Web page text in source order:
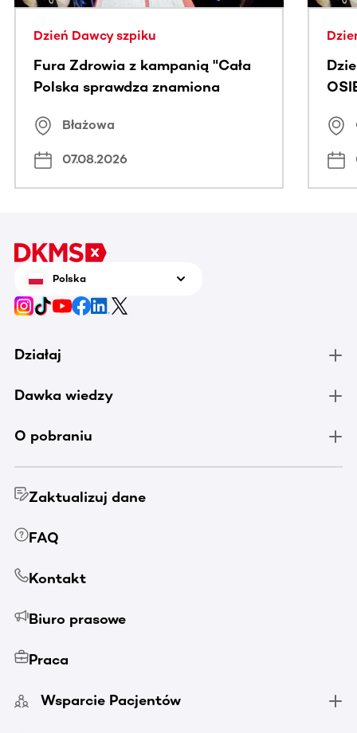
Dzień Dawcy szpiku
Fura Zdrowia z kampanią "Cała
Polska sprawdza znamiona
Błażowa
07.08.2026
Polska
Działaj
Dawka wiedzy
O pobraniu
Zaktualizuj dane
FAQ
Kontakt
Biuro prasowe
Praca
Wsparcie Pacjentów